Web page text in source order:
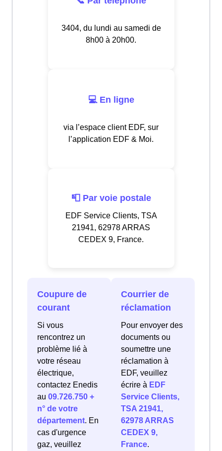
3404, du lundi au samedi de
8h00 à 20h00.
💻 En ligne
via l’espace client EDF, sur
l’application EDF & Moi.
📮 Par voie postale
EDF Service Clients, TSA
21941, 62978 ARRAS
CEDEX 9, France.
Coupure de
courant
Si vous
rencontrez un
problème lié à
votre réseau
électrique,
contactez Enedis
au 09.726.750 +
n° de votre
département. En
cas d'urgence
gaz, veuillez
Courrier de
réclamation
Pour envoyer des
documents ou
soumettre une
réclamation à
EDF, veuillez
écrire à EDF
Service Clients,
TSA 21941,
62978 ARRAS
CEDEX 9,
France.